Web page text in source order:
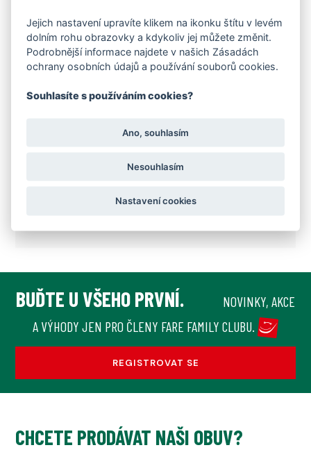
FARE BARE. Stélka je vyrobená ze sendvičového
plošného materiálu, který se skládá z povrchové
vrstvy Microsydney a ze základní nosné vrstvy
Alveo. Horní vrstva materiál Microsydney je česaný
pouze do dětských bot od výrobce FARE. Do obuvi
obuvi – lépe vyschne nejen stélka, ale také vnitřek
následující den. Stélky sušíme při teplotách do 40
BUĎTE U VŠEHO PRVNÍ.
NOVINKY, AKCE
A VÝHODY JEN PRO ČLENY FARE FAMILY CLUBU.
REGISTROVAT SE
CHCETE PRODÁVAT NAŠI OBUV?
Jejich nastavení upravíte klikem na ikonku štítu v levém
dolním rohu obrazovky a kdykoliv jej můžete změnit.
Podrobnější informace najdete v našich Zásadách
ochrany osobních údajů a používání souborů cookies.
Souhlasíte s používáním cookies?
Ano, souhlasím
Nesouhlasím
Nastavení cookies